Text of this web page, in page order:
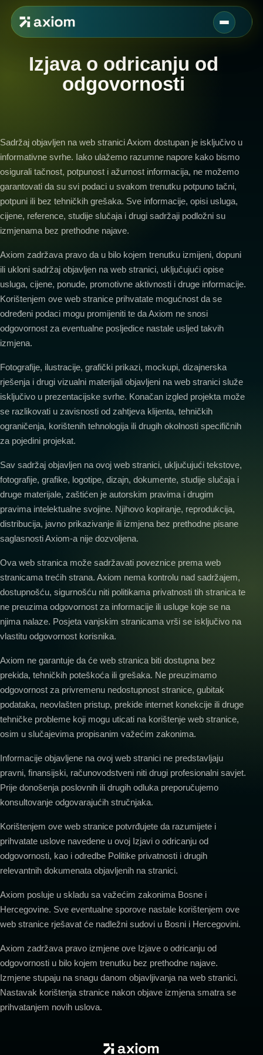
Izjava o odricanju od
odgovornosti
Sadržaj objavljen na web stranici Axiom dostupan je isključivo u
informativne svrhe. Iako ulažemo razumne napore kako bismo
osigurali tačnost, potpunost i ažurnost informacija, ne možemo
garantovati da su svi podaci u svakom trenutku potpuno tačni,
potpuni ili bez tehničkih grešaka. Sve informacije, opisi usluga,
cijene, reference, studije slučaja i drugi sadržaji podložni su
izmjenama bez prethodne najave.
Axiom zadržava pravo da u bilo kojem trenutku izmijeni, dopuni
ili ukloni sadržaj objavljen na web stranici, uključujući opise
usluga, cijene, ponude, promotivne aktivnosti i druge informacije.
Korištenjem ove web stranice prihvatate mogućnost da se
određeni podaci mogu promijeniti te da Axiom ne snosi
odgovornost za eventualne posljedice nastale usljed takvih
izmjena.
Fotografije, ilustracije, grafički prikazi, mockupi, dizajnerska
rješenja i drugi vizualni materijali objavljeni na web stranici služe
isključivo u prezentacijske svrhe. Konačan izgled projekta može
se razlikovati u zavisnosti od zahtjeva klijenta, tehničkih
ograničenja, korištenih tehnologija ili drugih okolnosti specifičnih
za pojedini projekat.
Sav sadržaj objavljen na ovoj web stranici, uključujući tekstove,
fotografije, grafike, logotipe, dizajn, dokumente, studije slučaja i
druge materijale, zaštićen je autorskim pravima i drugim
pravima intelektualne svojine. Njihovo kopiranje, reprodukcija,
distribucija, javno prikazivanje ili izmjena bez prethodne pisane
saglasnosti Axiom-a nije dozvoljena.
Ova web stranica može sadržavati poveznice prema web
stranicama trećih strana. Axiom nema kontrolu nad sadržajem,
dostupnošću, sigurnošću niti politikama privatnosti tih stranica te
ne preuzima odgovornost za informacije ili usluge koje se na
njima nalaze. Posjeta vanjskim stranicama vrši se isključivo na
vlastitu odgovornost korisnika.
Axiom ne garantuje da će web stranica biti dostupna bez
prekida, tehničkih poteškoća ili grešaka. Ne preuzimamo
odgovornost za privremenu nedostupnost stranice, gubitak
podataka, neovlašten pristup, prekide internet konekcije ili druge
tehničke probleme koji mogu uticati na korištenje web stranice,
osim u slučajevima propisanim važećim zakonima.
Informacije objavljene na ovoj web stranici ne predstavljaju
pravni, finansijski, računovodstveni niti drugi profesionalni savjet.
Prije donošenja poslovnih ili drugih odluka preporučujemo
konsultovanje odgovarajućih stručnjaka.
Korištenjem ove web stranice potvrđujete da razumijete i
prihvatate uslove navedene u ovoj Izjavi o odricanju od
odgovornosti, kao i odredbe Politike privatnosti i drugih
relevantnih dokumenata objavljenih na stranici.
Axiom posluje u skladu sa važećim zakonima Bosne i
Hercegovine. Sve eventualne sporove nastale korištenjem ove
web stranice rješavat će nadležni sudovi u Bosni i Hercegovini.
Axiom zadržava pravo izmjene ove Izjave o odricanju od
odgovornosti u bilo kojem trenutku bez prethodne najave.
Izmjene stupaju na snagu danom objavljivanja na web stranici.
Nastavak korištenja stranice nakon objave izmjena smatra se
prihvatanjem novih uslova.